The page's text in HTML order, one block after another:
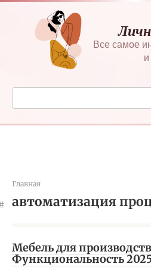
Перейти
контенту
Все самое
и
Поиск:
Главная
автоматизация
Мебель для
Функциональность